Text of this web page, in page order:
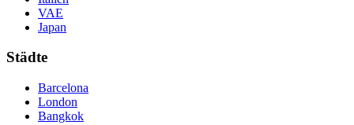
VAE
Japan
Städte
Barcelona
London
Bangkok